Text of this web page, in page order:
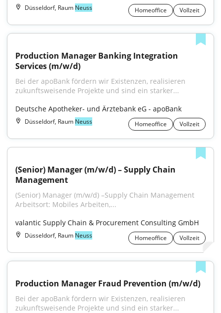
Düsseldorf, Raum Neuss Homeoffice Vollzeit
Production Manager Banking Integration
Services (m/w/d)
Bei der apoBank fördern wir Existenzen, realisieren
zukunftsweisende Projekte und sind ein starker...
Deutsche Apotheker- und Ärztebank eG - apoBank
Düsseldorf, Raum Neuss Homeoffice Vollzeit
(Senior) Manager (m/w/d) – Supply Chain
Management
(Senior) Manager (m/w/d) –Supply Chain Management
Arbeitsort: Mobiles Arbeiten,...
valantic Supply Chain & Procurement Consulting GmbH
Düsseldorf, Raum Neuss Homeoffice Vollzeit
Production Manager Fraud Prevention (m/w/d)
Bei der apoBank fördern wir Existenzen, realisieren
zukunftsweisende Projekte und sind ein starker...